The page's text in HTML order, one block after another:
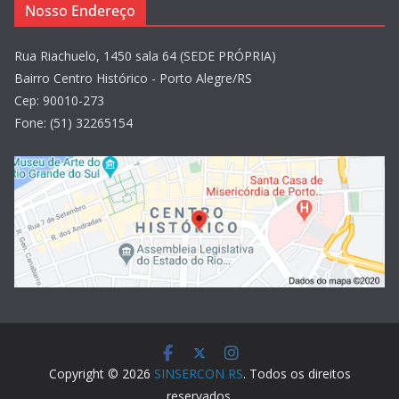
Nosso Endereço
Rua Riachuelo, 1450 sala 64 (SEDE PRÓPRIA)
Bairro Centro Histórico - Porto Alegre/RS
Cep: 90010-273
Fone: (51) 32265154
Copyright © 2026 SINSERCON RS. Todos os direitos